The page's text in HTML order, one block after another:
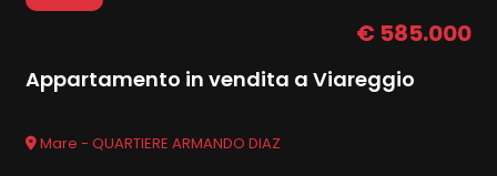
€ 585.000
Appartamento in vendita a Viareggio
Mare - QUARTIERE ARMANDO DIAZ